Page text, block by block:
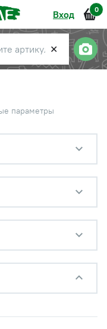
Вход 0
✕
параметры